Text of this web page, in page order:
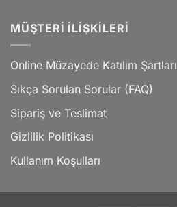
MÜŞTERI İLIŞKILERI
Online Müzayede Katılım Şartları
Sıkça Sorulan Sorular (FAQ)
Sipariş ve Teslimat
Gizlilik Politikası
Kullanım Koşulları